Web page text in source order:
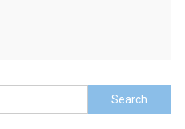
Search
for: